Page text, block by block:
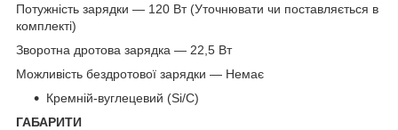
Потужність зарядки — 120 Вт (Уточнювати чи поставляється в
комплекті)
Зворотна дротова зарядка — 22,5 Вт
Можливість бездротової зарядки — Немає
Кремній-вуглецевий (Si/C)
ГАБАРИТИ